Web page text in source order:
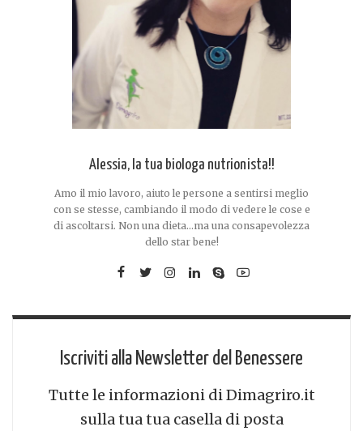
Alessia, la tua biologa nutrionista!!
Amo il mio lavoro, aiuto le persone a sentirsi meglio
con se stesse, cambiando il modo di vedere le cose e
di ascoltarsi. Non una dieta...ma una consapevolezza
dello star bene!
Iscriviti alla Newsletter del Benessere
Tutte le informazioni di Dimagriro.it
sulla tua tua casella di posta